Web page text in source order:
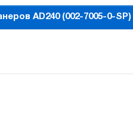
AD240 (002-7005-0-SP)